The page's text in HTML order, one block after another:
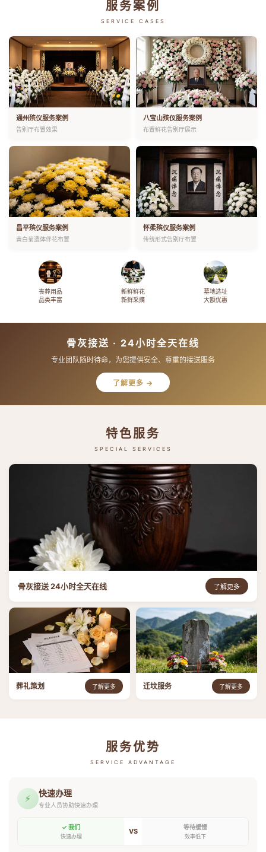
服务案例
SERVICE CASES
通州殡仪服务案例
告别厅布置效果
八宝山殡仪服务案例
布置鲜花告别厅展示
昌平殡仪服务案例
黄白菊遗体伴花布置
怀柔殡仪服务案例
传统形式告别厅布置
丧葬用品
品类丰富
新鲜鲜花
新鲜采摘
墓地选址
大额优惠
骨灰接送 · 24小时全天在线
专业团队随时待命，为您提供安全、尊重的接送服务
了解更多 →
特色服务
SPECIAL SERVICES
骨灰接送 24小时全天在线 了解更多
葬礼策划 了解更多 迁坟服务 了解更多
服务优势
SERVICE ADVANTAGE
⚡ 快速办理
专业人员协助快速办理
✓ 我们
快速办理
VS 等待缓慢
效率低下